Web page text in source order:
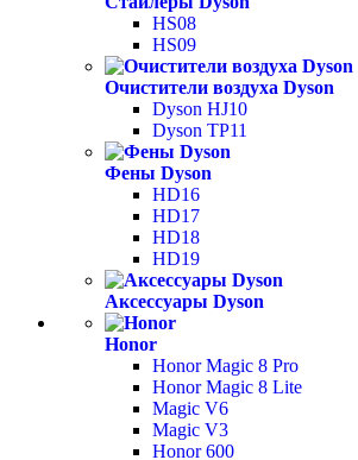
HS08
HS09
Очистители воздуха Dyson
Dyson HJ10
Dyson TP11
Фены Dyson
HD16
HD17
HD18
HD19
Аксессуары Dyson
Honor
Honor Magic 8 Pro
Honor Magic 8 Lite
Magic V6
Magic V3
Honor 600